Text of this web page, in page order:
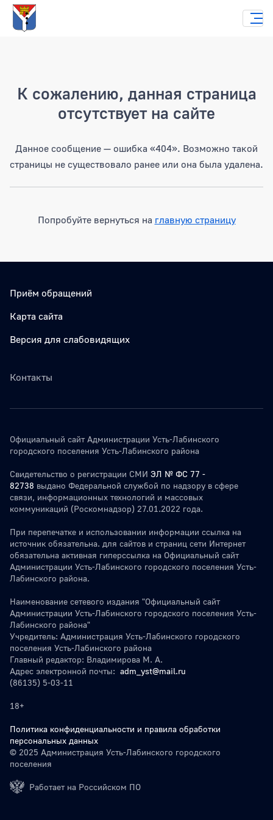
К сожалению, данная страница
отсутствует на сайте
Данное сообщение — ошибка «404». Возможно такой
страницы не существовало ранее или она была удалена.
Попробуйте вернуться на главную страницу
Приём обращений
Карта сайта
Версия для слабовидящих
Контакты
Официальный сайт Администрации Усть-Лабинского
городского поселения Усть-Лабинского района
Свидетельство о регистрации СМИ ЭЛ № ФС 77 -
82738 выдано Федеральной службой по надзору в сфере
связи, информационных технологий и массовых
коммуникаций (Роскомнадзор) 27.01.2022 года.
При перепечатке и использовании информации ссылка на
источник обязательна. для сайтов и страниц сети Интернет
обязательна активная гиперссылка на Официальный сайт
Администрации Усть-Лабинского городского поселения Усть-
Лабинского района.
Наименование сетевого издания "Официальный сайт
Администрации Усть-Лабинского городского поселения Усть-
Лабинского района"
Учредитель: Администрация Усть-Лабинского городского
поселения Усть-Лабинского района
Главный редактор: Владимирова М. А.
Адрес электронной почты: adm_yst@mail.ru
(86135) 5-03-11
18+
Политика конфиденциальности и правила обработки
персональных данных
© 2025 Администрация Усть-Лабинского городского
поселения
Работает на Российском ПО